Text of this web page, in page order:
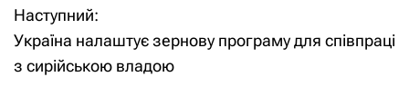
в
і
Наступний:
Україна налаштує зернову програму для співпраці
з сирійською владою